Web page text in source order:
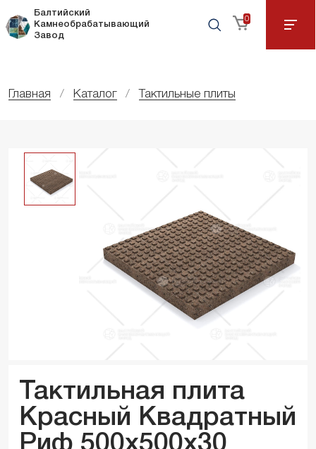
Балтийский
Камнеобрабатывающий
Завод
0
Главная Каталог Тактильные плиты
Тактильная плита
Красный Квадратный
Риф 500x500x30